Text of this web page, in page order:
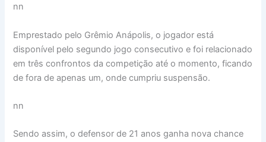
nn
Emprestado pelo Grêmio Anápolis, o jogador está
disponível pelo segundo jogo consecutivo e foi relacionado
em três confrontos da competição até o momento, ficando
de fora de apenas um, onde cumpriu suspensão.
nn
Sendo assim, o defensor de 21 anos ganha nova chance